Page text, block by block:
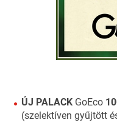
ÚJ PALACK GoEco
(szelektíven gyűjtött